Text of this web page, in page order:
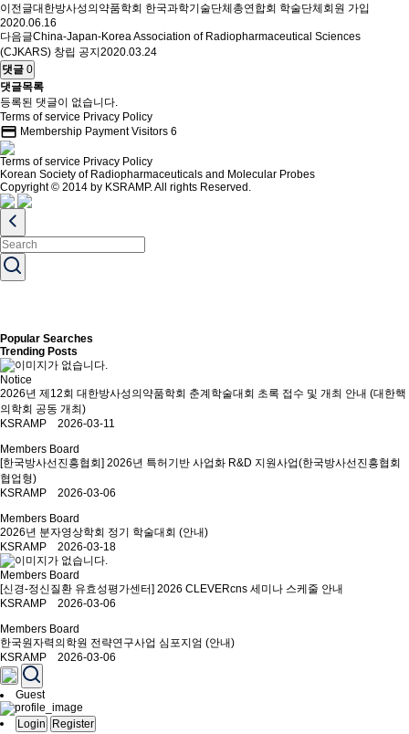
이전글대한방사성의약품학회 한국과학기술단체총연합회 학술단체회원 가입
2020.06.16
다음글China-Japan-Korea Association of Radiopharmaceutical Sciences
(CJKARS) 창립 공지2020.03.24
댓글 0
댓글목록
등록된 댓글이 없습니다.
Terms of service Privacy Policy
credit_card Membership Payment Visitors 6
Terms of service Privacy Policy
Korean Society of Radiopharmaceuticals and Molecular Probes
Copyright © 2014 by KSRAMP. All rights Reserved.
Popular Searches
Trending Posts
Notice
2026년 제12회 대한방사성의약품학회 춘계학술대회 초록 접수 및 개최 안내 (대한핵
의학회 공동 개최)
KSRAMP 2026-03-11
Members Board
[한국방사선진흥협회] 2026년 특허기반 사업화 R&D 지원사업(한국방사선진흥협회
협업형)
KSRAMP 2026-03-06
Members Board
2026년 분자영상학회 정기 학술대회 (안내)
KSRAMP 2026-03-18
Members Board
[신경-정신질환 유효성평가센터] 2026 CLEVERcns 세미나 스케줄 안내
KSRAMP 2026-03-06
Members Board
한국원자력의학원 전략연구사업 심포지엄 (안내)
KSRAMP 2026-03-06
Guest
Login
Register